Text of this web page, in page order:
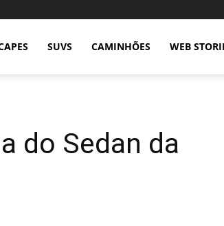
SUVS CAMINHÕES WEB
do Sedan da